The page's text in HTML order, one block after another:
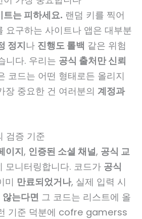
트는 피하세요. 랜덤 키를 찍어
요구하는 사이트나 앱은 대부분
정지나 진행도 롤백 같은 위험
니다. 우리는 공식 출처만 신뢰
코드는 어떤 형태로든 올리지
장 중요한 건 여러분의 계정과
증 기준
이지, 인증된 소셜 채널, 공식 교
모니터링합니다. 코드가 공식
미 만료되었거나, 실제 입력 시
는다면 그 코드는 리스트에 올
기준 덕분에 cofre gamerss